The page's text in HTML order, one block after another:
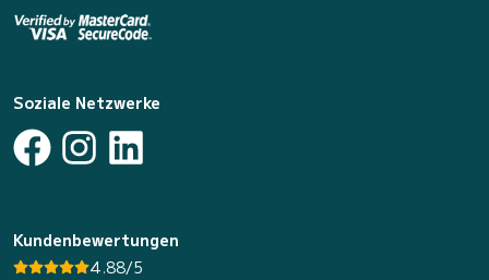
Soziale Netzwerke
Kundenbewertungen
4.88/5